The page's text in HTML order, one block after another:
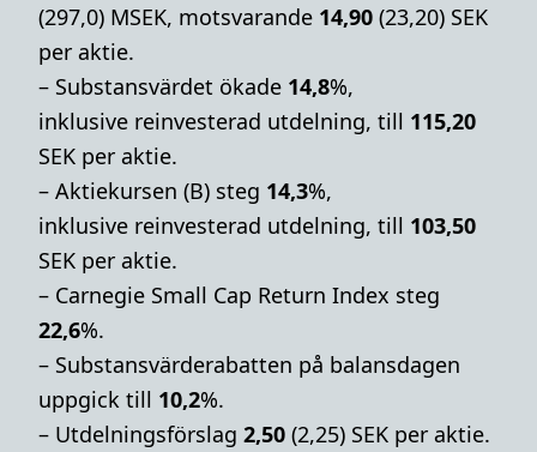
(297,0) MSEK, motsvarande 14,90 (23,20) SEK
per aktie.
– Substansvärdet ökade 14,8%,
inklusive reinvesterad utdelning, till 115,20
SEK per aktie.
– Aktiekursen (B) steg 14,3%,
inklusive reinvesterad utdelning, till 103,50
SEK per aktie.
– Carnegie Small Cap Return Index steg
22,6%.
– Substansvärderabatten på balansdagen
uppgick till 10,2%.
– Utdelningsförslag 2,50 (2,25) SEK per aktie.